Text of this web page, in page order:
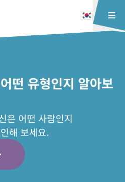
떤 유형인지 알아보
은 어떤 사람인지
해 보세요.